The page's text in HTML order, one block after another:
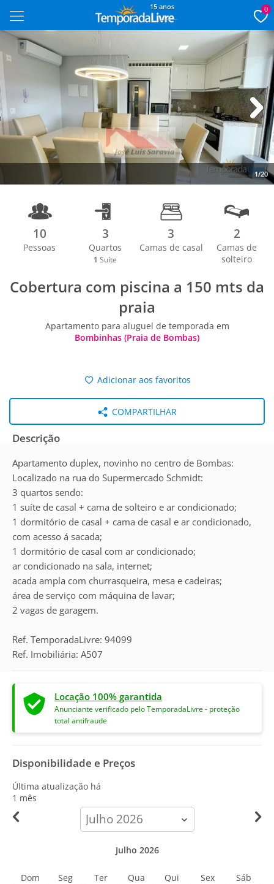
15 anos 0
1/20
Next
10
Pessoas
3
Quartos
1 Suíte
3
Camas de casal
2
Camas de
solteiro
Cobertura com piscina a 150 mts da
praia
Apartamento para aluguel de temporada em
Bombinhas (Praia de Bombas)
Adicionar aos favoritos
COMPARTILHAR
Descrição
Apartamento duplex, novinho no centro de Bombas:
Localizado na rua do Supermercado Schmidt:
3 quartos sendo:
1 suíte de casal + cama de solteiro e ar condicionado;
1 dormitório de casal + cama de casal e ar condicionado,
com acesso á sacada;
1 dormitório de casal com ar condicionado;
ar condicionado na sala, internet;
acada ampla com churrasqueira, mesa e cadeiras;
área de serviço com máquina de lavar;
2 vagas de garagem.
Ref. TemporadaLivre: 94099
Ref. Imobiliária: A507
Locação 100% garantida
Anunciante verificado pelo TemporadaLivre - proteção
total antifraude
Disponibilidade e Preços
Última atualização há
1 mês
calendar-
month
Julho 2026
Dom Seg Ter Qua Qui Sex Sáb